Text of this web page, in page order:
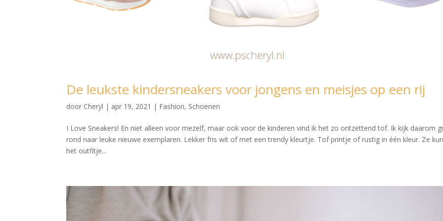
De leukste kindersneakers voor jongens en meisjes op een rij
door Cheryl | apr 19, 2021 | Fashion, Schoenen
I Love Sneakers! En niet alleen voor mezelf, maar ook voor de kinderen vind ik het zo ontzettend tof. Ik kijk daarom
rond naar leuke nieuwe exemplaren. Lekker fris wit of met een trendy kleurtje. Tof printje of rustig in één kleur. Ze
het outfitje...